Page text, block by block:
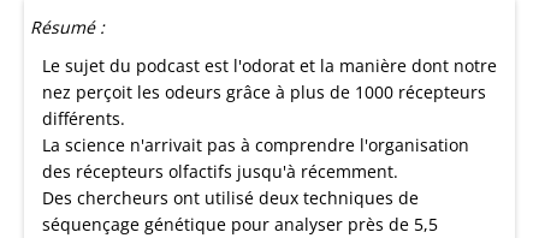
Résumé :
Le sujet du podcast est l'odorat et la manière dont notre
nez perçoit les odeurs grâce à plus de 1000 récepteurs
différents.
La science n'arrivait pas à comprendre l'organisation
des récepteurs olfactifs jusqu'à récemment.
Des chercheurs ont utilisé deux techniques de
séquençage génétique pour analyser près de 5,5